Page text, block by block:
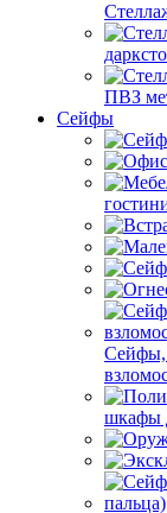
ПВЗ
Сейфы
Сейфы,
шкафы